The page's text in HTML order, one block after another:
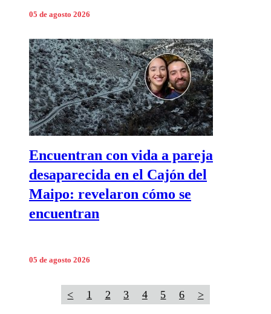
05 de agosto 2026
Encuentran con vida a pareja
desaparecida en el Cajón del
Maipo: revelaron cómo se
encuentran
05 de agosto 2026
< 1 2 3 4 5 6 >